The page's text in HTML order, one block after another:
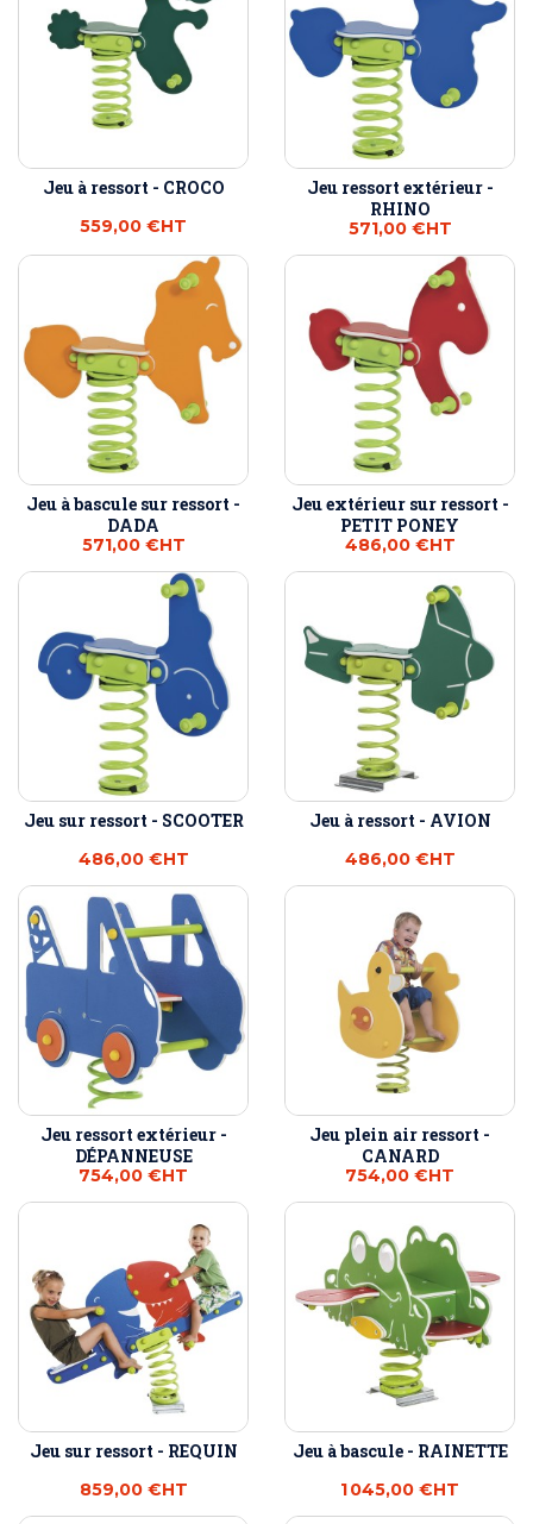
Jeu à ressort - CROCO
559,00 €HT
Jeu ressort extérieur -
RHINO
571,00 €HT
Jeu à bascule sur ressort -
DADA
571,00 €HT
Jeu extérieur sur ressort -
PETIT PONEY
486,00 €HT
Jeu sur ressort - SCOOTER
486,00 €HT
Jeu à ressort - AVION
486,00 €HT
Jeu ressort extérieur -
DÉPANNEUSE
754,00 €HT
Jeu plein air ressort -
CANARD
754,00 €HT
Jeu sur ressort - REQUIN
859,00 €HT
Jeu à bascule - RAINETTE
1 045,00 €HT